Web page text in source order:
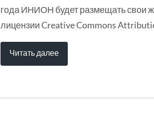
года ИНИОН будет размещать свои
лицензии Creative Commons
Читать далее